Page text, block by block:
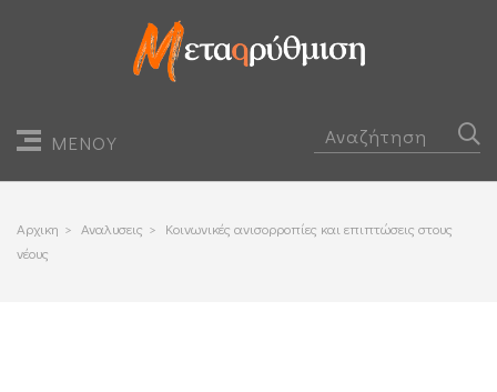
ΜΕΝΟΥ
Αρχικη > Αναλυσεις > Κοινωνικές ανισορροπίες και επιπτώσεις στους
νέους